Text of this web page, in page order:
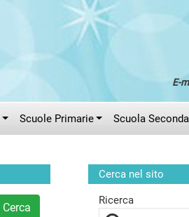
E-
Scuole Primarie Scuola
Cerca
Cerca nel sito
Ricerca